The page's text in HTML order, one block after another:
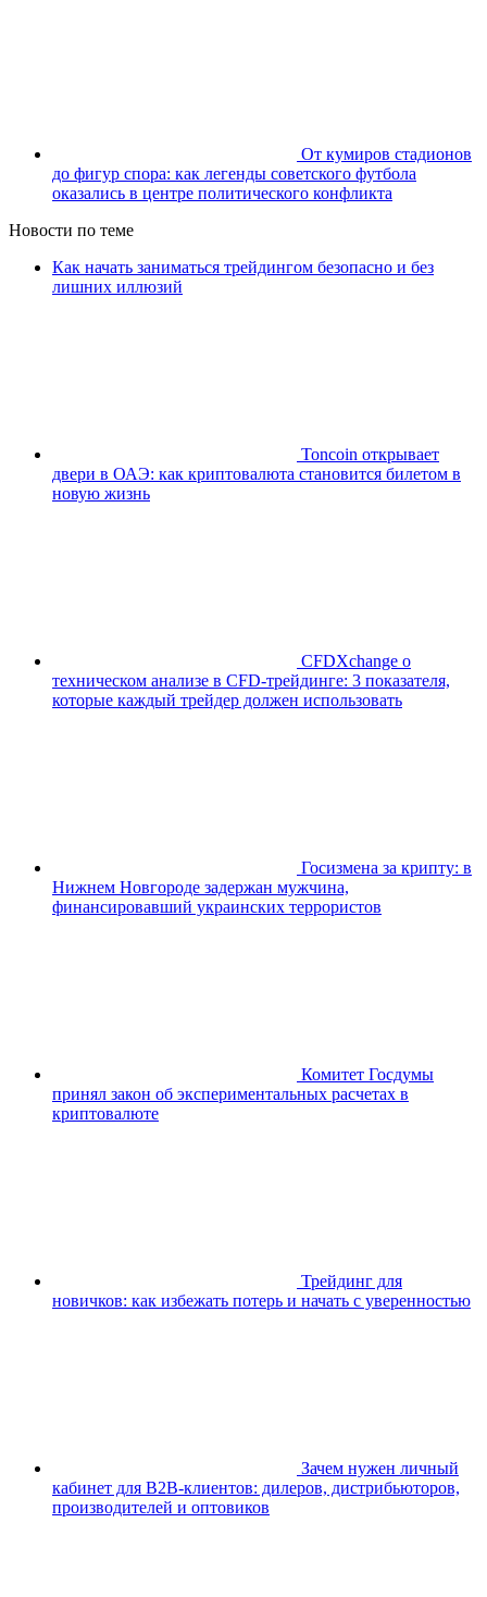
От кумиров стадионов
до фигур спора: как легенды советского футбола
оказались в центре политического конфликта
Новости по теме
Как начать заниматься трейдингом безопасно и без
лишних иллюзий
Toncoin открывает
двери в ОАЭ: как криптовалюта становится билетом в
новую жизнь
CFDXchange о
техническом анализе в CFD-трейдинге: 3 показателя,
которые каждый трейдер должен использовать
Госизмена за крипту: в
Нижнем Новгороде задержан мужчина,
финансировавший украинских террористов
Комитет Госдумы
принял закон об экспериментальных расчетах в
криптовалюте
Трейдинг для
новичков: как избежать потерь и начать с уверенностью
Зачем нужен личный
кабинет для B2B-клиентов: дилеров, дистрибьюторов,
производителей и оптовиков